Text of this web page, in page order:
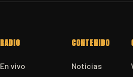
RADIO
En vivo
CONTENIDO
Noticias